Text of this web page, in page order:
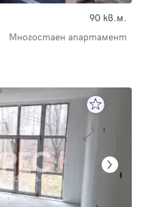
90 кв.м.
Многостаен апартамент